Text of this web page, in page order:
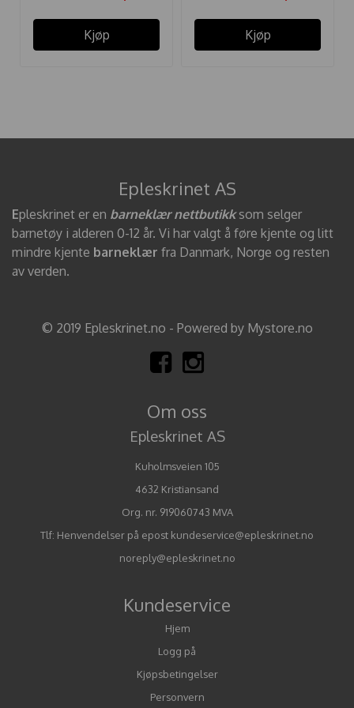
Kjøp Kjøp
Epleskrinet AS
Epleskrinet er en barneklær nettbutikksom selger
barnetøy i alderen 0-12 år. Vi har valgt å føre kjente og litt
mindre kjente barneklær fra Danmark, Norge og resten
av verden.
© 2019 Epleskrinet.no - Powered by Mystore.no
Om oss
Epleskrinet AS
Kuholmsveien 105
4632 Kristiansand
Org. nr. 919060743 MVA
Tlf: Henvendelser på epost kundeservice@epleskrinet.no
noreply@epleskrinet.no
Kundeservice
Hjem
Logg på
Kjøpsbetingelser
Personvern